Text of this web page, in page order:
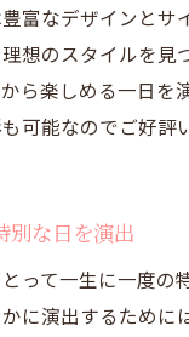
富なデザインとサ
想のスタイルを見
ら楽しめる一日を
可能なのでご好評
別な日を演出
って一生に一度の
に演出するために